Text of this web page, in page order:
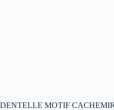
DENTELLE MOTIF